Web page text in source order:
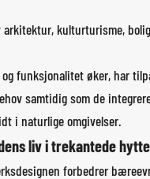
kulturturisme,
funksjonalitet øker, har
samtidig som de
i naturlige omgivelser.
liv i trekantede
forbedrer